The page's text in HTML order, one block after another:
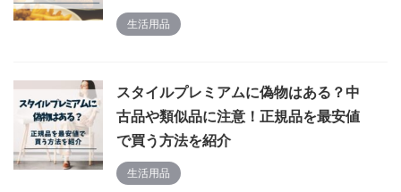
生活用品
スタイルプレミアムに偽物はある？中
古品や類似品に注意！正規品を最安値
で買う方法を紹介
生活用品